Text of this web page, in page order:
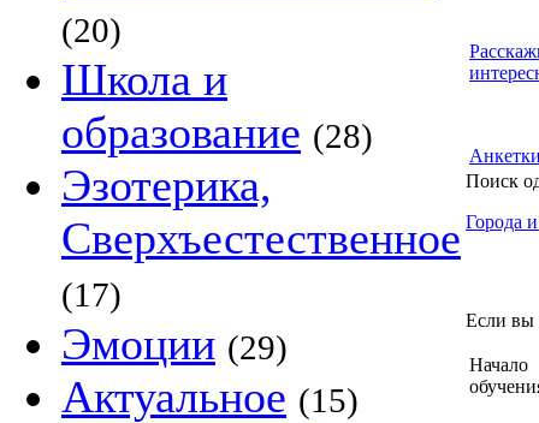
(20)
Школа и
образование (28)
Эзотерика,
Сверхъестественное
(17)
Эмоции (29)
Актуальное (15)
Поиск
Города
Если вы
Начало